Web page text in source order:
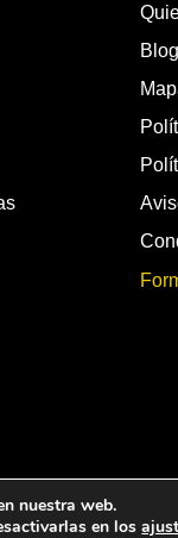
nuestra web.
en los